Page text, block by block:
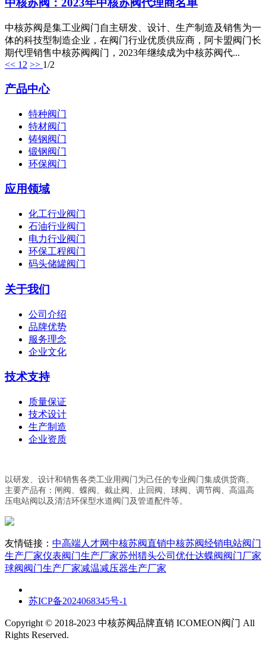
中核苏阀：2023年中核苏阀代理商名单
中核苏阀是集工业阀门自主研发、设计、生产制造及销售为一
体的科技型制造企业，在阀门行业优质供应商，阿卡盟阀门长
期代理销售中核苏阀阀门，2023年继续成为中核苏阀代...
<< 1 2 >> 1/2
产品中心
特种阀门
特材阀门
铸钢阀门
锻钢阀门
环保阀门
应用领域
化工行业阀门
石油行业阀门
电力行业阀门
环保工程阀门
码头储罐阀门
关于我们
公司介绍
品牌优势
服务理念
企业文化
技术支持
质量保证
技术设计
生产制造
企业资质
以研发、设计和销售各类工业用阀门为己任的专业阀门集成供货商。
主要产品有：闸阀、蝶阀、截止阀、止回阀、球阀、调节阀、高温高
压电站阀以及清洁环保型水道阀门及管道配件等。
友情链接： 中高端人才网中核苏阀直销中核苏阀经销电站阀门
生产厂家仪表阀门生产厂家苏州猎头公司优仕达蝶阀阀门厂家
球阀阀门生产厂家减温减压器生产厂家
苏ICP备2024068345号-1
Copyright © 2018-2023 中核苏阀品牌直销 ICOMEON阀门 All
Rights Reserved.